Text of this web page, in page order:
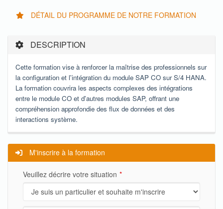
DÉTAIL DU PROGRAMME DE NOTRE FORMATION
DESCRIPTION
Cette formation vise à renforcer la maîtrise des professionnels sur
la configuration et l'intégration du module SAP CO sur S/4 HANA.
La formation couvrira les aspects complexes des intégrations
entre le module CO et d'autres modules SAP, offrant une
compréhension approfondie des flux de données et des
interactions système.
M'inscrire à la formation
Veuillez décrire votre situation